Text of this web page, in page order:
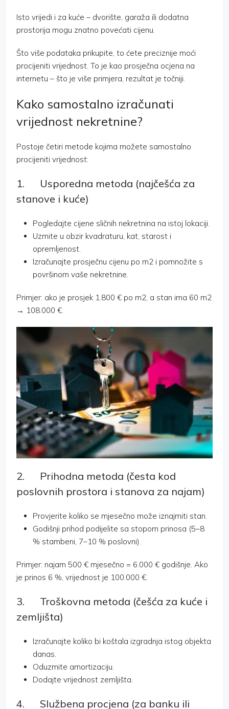
Isto vrijedi i za kuće – dvorište, garaža ili dodatna
prostorija mogu znatno povećati cijenu.
Što više podataka prikupite, to ćete preciznije moći
procijeniti vrijednost. To je kao prosječna ocjena na
internetu – što je više primjera, rezultat je točniji.
Kako samostalno izračunati
vrijednost nekretnine?
Postoje četiri metode kojima možete samostalno
procijeniti vrijednost:
1. Usporedna metoda (najčešća za
stanove i kuće)
Pogledajte cijene sličnih nekretnina na istoj lokaciji.
Uzmite u obzir kvadraturu, kat, starost i
opremljenost.
Izračunajte prosječnu cijenu po m2 i pomnožite s
površinom vaše nekretnine.
Primjer: ako je prosjek 1.800 € po m2, a stan ima 60 m2
→ 108.000 €.
2. Prihodna metoda (česta kod
poslovnih prostora i stanova za najam)
Provjerite koliko se mjesečno može iznajmiti stan.
Godišnji prihod podijelite sa stopom prinosa (5–8
% stambeni, 7–10 % poslovni).
Primjer: najam 500 € mjesečno = 6.000 € godišnje. Ako
je prinos 6 %, vrijednost je 100.000 €.
3. Troškovna metoda (češća za kuće i
zemljišta)
Izračunajte koliko bi koštala izgradnja istog objekta
danas.
Oduzmite amortizaciju.
Dodajte vrijednost zemljišta.
4. Službena procjena (za banku ili